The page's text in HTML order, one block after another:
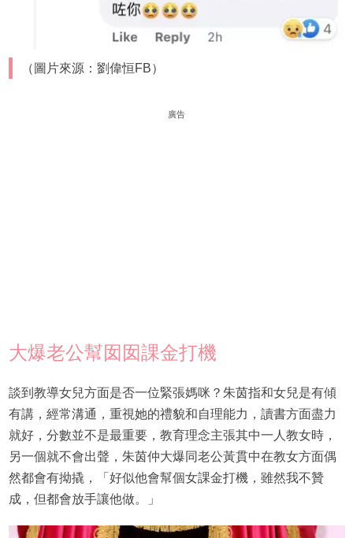
（圖片來源：劉偉恒FB）
廣告
大爆老公幫囡囡課金打機
談到教導女兒方面是否一位緊張媽咪？朱茵指和女兒是有傾
有講，經常溝通，重視她的禮貌和自理能力，讀書方面盡力
就好，分數並不是最重要，教育理念主張其中一人教女時，
另一個就不會出聲，朱茵仲大爆同老公黃貫中在教女方面偶
然都會有拗撬，「好似他會幫個女課金打機，雖然我不贊
成，但都會放手讓他做。」